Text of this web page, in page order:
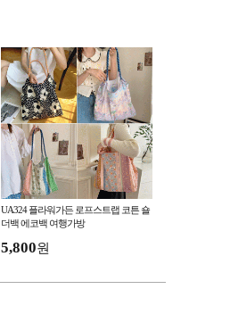
UA324 플라워가든 로프스트랩 코튼 숄
더백 에코백 여행가방
5,800원